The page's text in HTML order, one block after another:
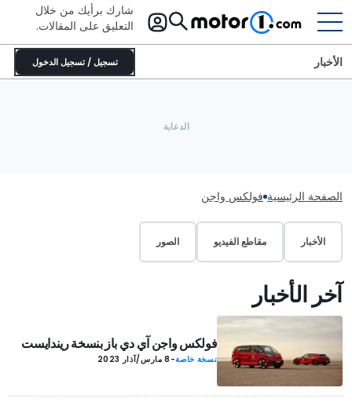
شارك برأيك من خلال
التعليق على المقالات.
تسجيل / تسجيل الدخول الأخبار
الصفحة الرئيسية فولكس واجن
الأخبار مقاطع الفيديو الصور
آخر الأخبار
فولكس واجن آي دي باز بنسخة ريندايست
نسخة خاصة- 8 مارس/آذار 2023